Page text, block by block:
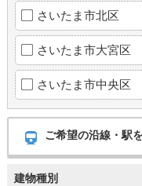
さいたま市北区
さいたま市大宮区
さいたま市中央区
ご希望の沿線・駅
建物種別